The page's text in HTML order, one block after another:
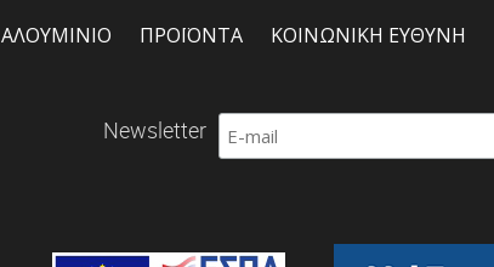
ΑΛΟΥΜΙΝΙΟ ΠΡΟΪΟΝΤΑ ΚΟΙΝΩΝΙΚΗ ΕΥΘΥΝΗ
Newsletter